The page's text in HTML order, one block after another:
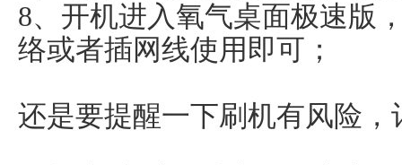
8、开机进入氧气桌面极速版
络或者插网线使用即可；
还是要提醒一下刷机有风险，